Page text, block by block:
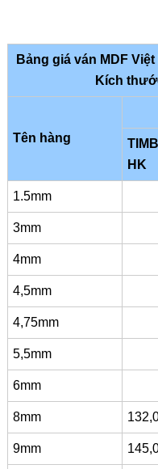
Bảng giá ván MDF
Kích
Tên hàng
HK
1.5mm
3mm
4mm
4,5mm
4,75mm
5,5mm
6mm
8mm
9mm